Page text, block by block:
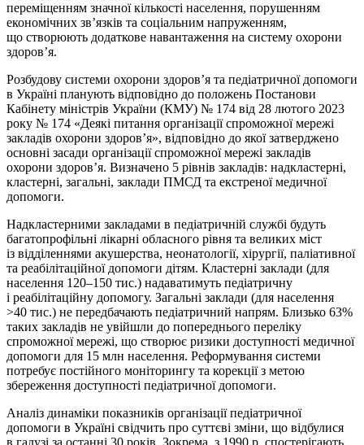
переміщенням значної кількості населення, порушенням
економічних зв’язків та соціальним напруженням,
що створюють додаткове навантаження на систему охорони
здоров’я.
Розбудову системи охорони здоров’я та педіатричної допомоги
в Україні планують відповідно до положень Постанови
Кабінету міністрів України (КМУ) № 174 від 28 лютого 2023
року № 174 «Деякі питання організації спроможної мережі
закладів охорони здоров’я», відповідно до якої затвер­джено
основні засади організації спроможної мережі закладів
охорони здоров’я. Визначено 5 рівнів закладів: надкластерні,
кластерні, загальні, заклади ПМСД та екстреної медичної
допомоги.
Надкластерними закладами в педіатричній службі будуть
багатопрофільні лікарні обласного рівня та великих міст
із відділеннями акушерства, неонатології, хірургії, паліативної
та реабілітаційної допомоги дітям. Кластерні заклади (для
населення 120–150 тис.) надаватимуть педіатричну
і реабілітаційну допомогу. Загальні заклади (для населення
>40 тис.) не передбачають педіатричний напрям. Близько 63%
таких закладів не увійшли до попереднього переліку
спроможної мережі, що створює ризики доступності медичної
допомоги для 15 млн населення. Реформування системи
потребує постійного моніторингу та корекції з метою
збереження доступності педіатричної допомоги.
Аналіз динаміки показників організації педіатричної
допомоги в Україні свідчить про суттєві зміни, що відбулися
в галузі за останні 30 років. Зокрема, з 1990 р. спостерігають